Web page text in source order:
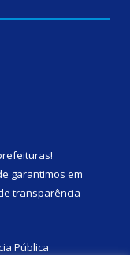
!
garantimos em
transparência
Pública